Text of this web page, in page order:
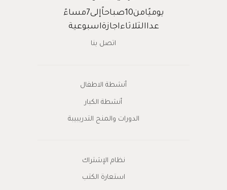
يوميًامن10صباحاًإلى7مساءً
عداالثلاثاءاجازةاسبوعية
اتصل بنا
أنشطة الاطفال
أنشطة الكبار
الدورات والمنح التدريبيبة
نظام الإشتراك
استعارة الكتب